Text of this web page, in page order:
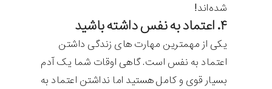
شده‌اند!
۴. اعتماد به نفس داشته باشید
یکی از مهمترین مهارت های زندگی داشتن
اعتماد به نفس است. گاهی اوقات شما یک آدم
بسیار قوی و کامل هستید اما نداشتن اعتماد به